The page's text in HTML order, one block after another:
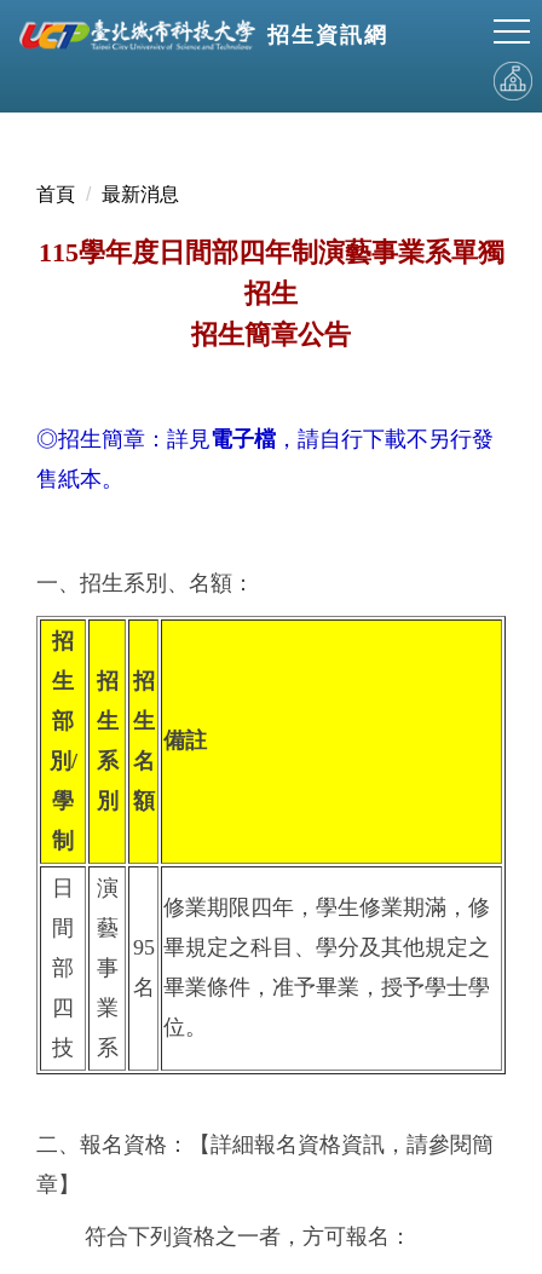
跳
到
招生資訊網
首頁 最新消息
115學年度日間部四年制演藝事業系單獨
招生
招生簡章公告
◎招生簡章：詳見電子檔 ，請自行下載不另行發
售紙本。
一、招生系別、名額：
招
生
部
別/
學
制
招
生
系
別
招
生
名
額
備註
日
間
部
四
技
演
藝
事
業
系
95
名
修業期限四年，學生修業期滿，修
畢規定之科目、學分及其他規定之
畢業條件，准予畢業，授予學士學
位。
二、報名資格：【詳細報名資格資訊，請參閱簡
章】
符合下列資格之一者，方可報名：